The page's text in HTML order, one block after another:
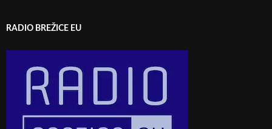
RADIO BREŽICE EU